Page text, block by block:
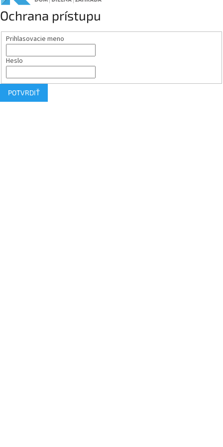
Ochrana prístupu
Prihlasovacie meno
Heslo
POTVRDIŤ